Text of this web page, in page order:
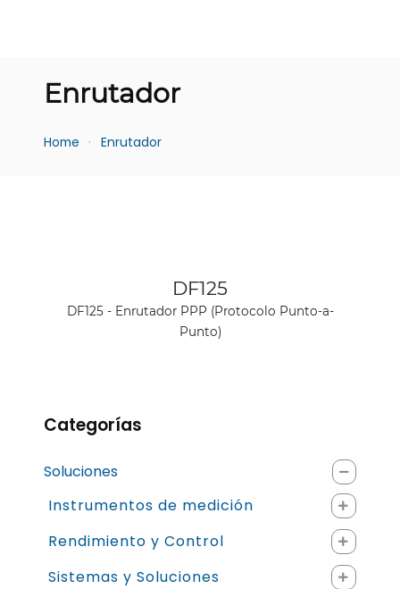
Enrutador
Home Enrutador
Ver producto
DF125
DF125 - Enrutador PPP (Protocolo Punto-a-
Punto)
Categorías
Soluciones
Instrumentos de medición
Rendimiento y Control
Sistemas y Soluciones